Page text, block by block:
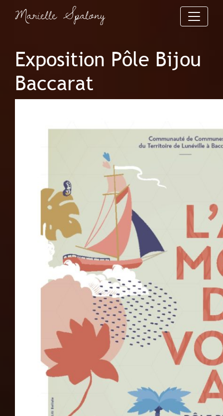
Marielle Spalony
Exposition Pôle Bijou
Baccarat